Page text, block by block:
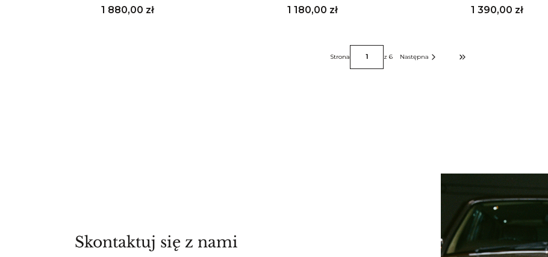
Cena
1 880,00 zł
Cena
1 180,00 zł
Cena
1 390,00 zł
Strona z 6 Następna Przejdź do ostatniej strony z
Skontaktuj się z nami